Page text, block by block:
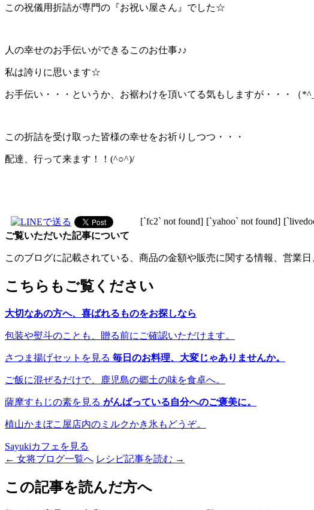
この祝儀用折詰が専門の『お祝い屋さん』でした☆
人の幸せのお手伝いができるこのお仕事♪♪
私は誇りに思います☆
お手伝い・・・というか、お裾わけを頂いてる気もしますが・・・（
この折詰を受け取った皆様の幸せをお祈りしつつ・・・
配達、行って来ます！！(^○^)/
[`fc2` not found] [`yahoo` not found]
ご覧いただいた記事について
このブログに記載されている、商品の金額や販売に関する情報、営業
こちらもご覧ください
大切なあの方へ、喜ばれるものをお探しなら
包装や熨斗のことも、贈る前にご確認いただけます。
さつま揚げセットを見る 毎日のお料理、大変じゃありませんか。
ご飯に混ぜるだけで、鹿児島の郷土の味を食卓へ。
薩摩すもじの素を見る がんばっている自分へのご褒美に。
植山かまぼこ屋店内のミルクかき氷もどうぞ。
Sayukiカフェを見る
← 女将ブログ一覧へ レシピ記事を読む →
この記事を読んだ方へ